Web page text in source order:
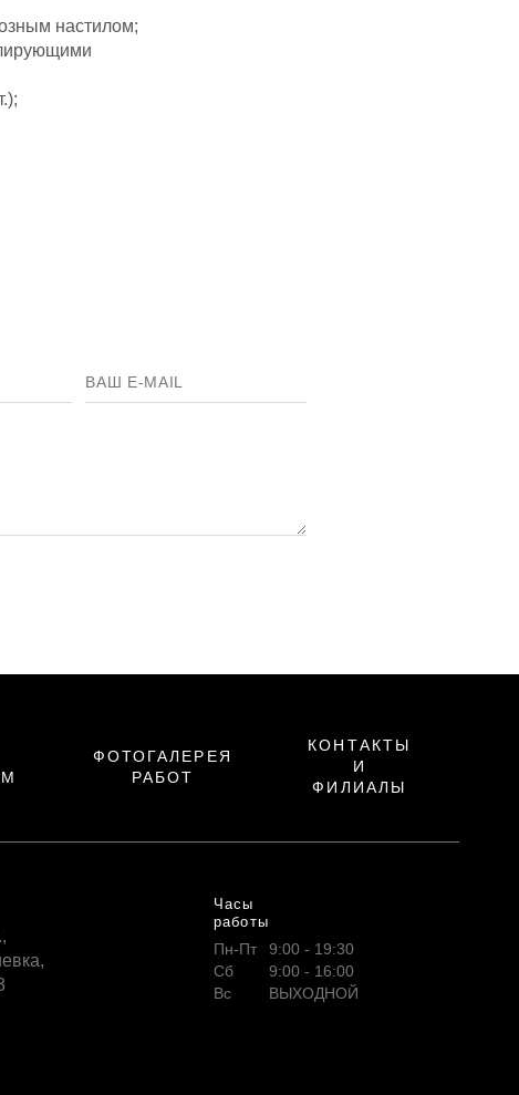
настилом;
ФОТОГАЛЕРЕЯ
РАБОТ
КОНТАКТЫ
И
ФИЛИАЛЫ
Часы
работы
Пн-Пт
9:00 - 19:30
Сб
9:00 - 16:00
Вс
ВЫХОДНОЙ